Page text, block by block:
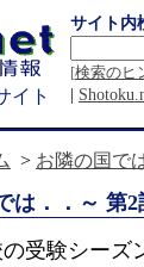
イト
サイト内
[検索のヒ
|
> お隣の国で
は．．～ 第
受験シーズ